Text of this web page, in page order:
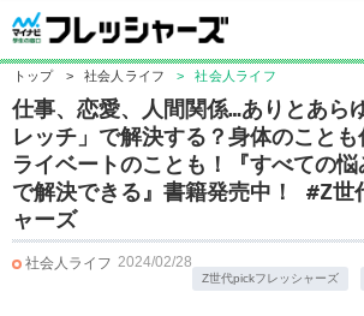
トップ > 社会人ライフ > 社会人ライフ
仕事、恋愛、人間関係…ありとあら
レッチ」で解決する？身体のこと
ライベートのことも！『すべての
で解決できる』書籍発売中！ #Z
ャーズ
社会人ライフ 2024/02/28
Z世代pickフレッシャーズ